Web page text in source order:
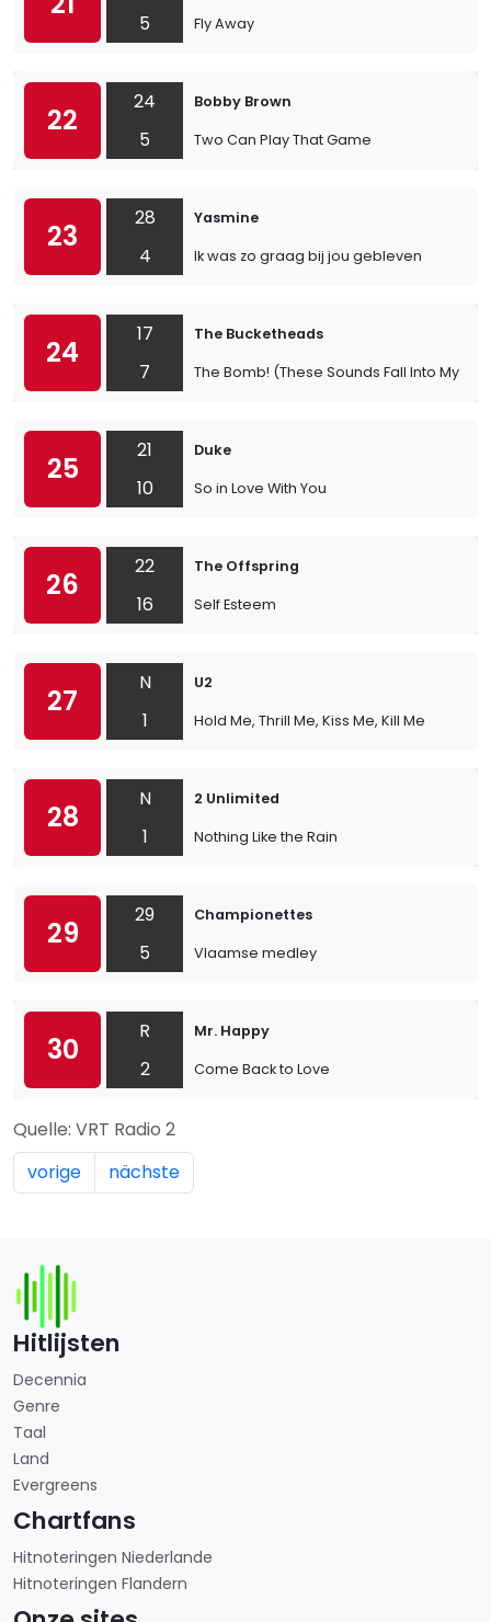
5
Fly Away
22
24
5
Bobby Brown
Two Can Play That Game
23
28
4
Yasmine
Ik was zo graag bij jou gebleven
24
17
7
The Bucketheads
The Bomb! (These Sounds Fall Into My
25
21
10
Duke
So in Love With You
26
22
16
The Offspring
Self Esteem
27
N
1
U2
Hold Me, Thrill Me, Kiss Me, Kill Me
28
N
1
2 Unlimited
Nothing Like the Rain
29
29
5
Championettes
Vlaamse medley
30
R
2
Mr. Happy
Come Back to Love
Quelle: VRT Radio 2
vorige
nächste
Hitlijsten
Decennia
Genre
Taal
Land
Evergreens
Chartfans
Hitnoteringen Niederlande
Hitnoteringen Flandern